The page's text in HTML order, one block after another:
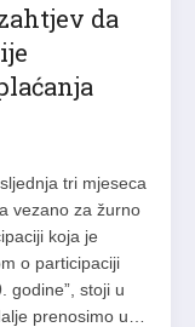
da
tri mjeseca
vezano za žurno
koja je
o participaciji
godine”, stoji u
prenosimo u…